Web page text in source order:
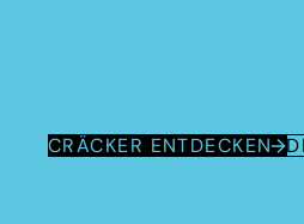
CRÄCKER ENTDECKEN